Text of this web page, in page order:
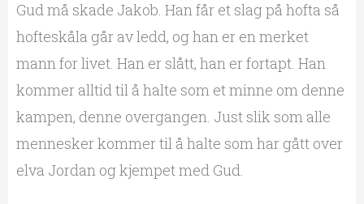
Gud må skade Jakob. Han får et slag på hofta så
hofteskåla går av ledd, og han er en merket
mann for livet. Han er slått, han er fortapt. Han
kommer alltid til å halte som et minne om denne
kampen, denne overgangen. Just slik som alle
mennesker kommer til å halte som har gått over
elva Jordan og kjempet med Gud.